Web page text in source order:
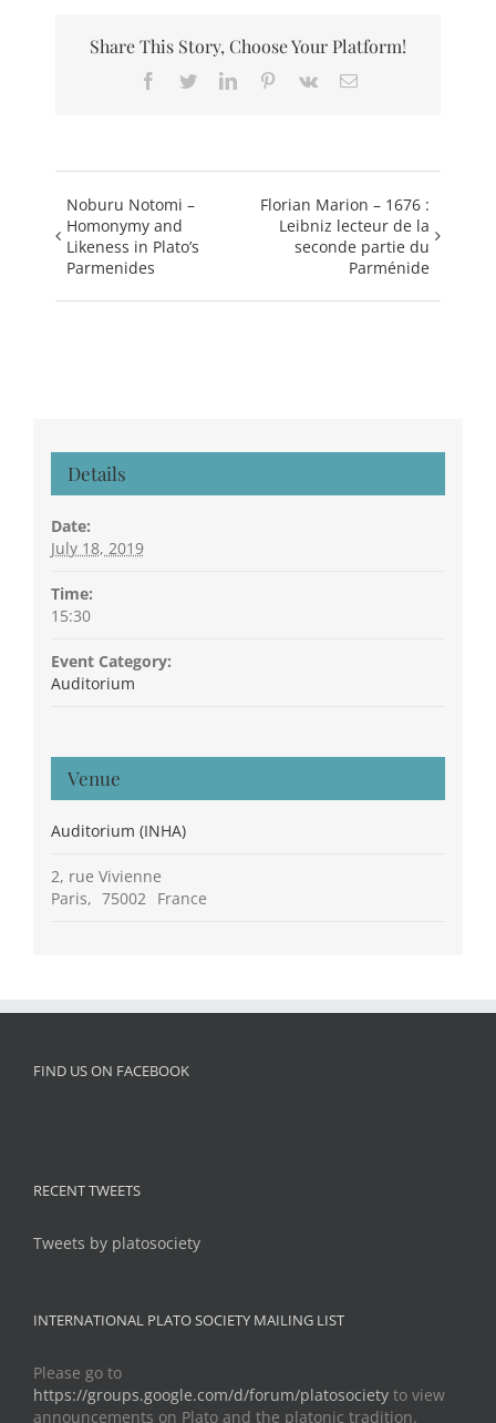
Share This Story, Choose Your Platform!
Facebook
TwitterLinkedInPinterest
Vk Email
Noburu Notomi –
Homonymy and
Likeness in Plato’s
Parmenides
Florian Marion – 1676 :
Leibniz lecteur de la
seconde partie du
Parménide
Details
Date:
July 18, 2019
Time:
15:30
Event Category:
Auditorium
Venue
Auditorium (INHA)
2, rue Vivienne
Paris, 75002 France
FIND US ON FACEBOOK
RECENT TWEETS
Tweets by platosociety
INTERNATIONAL PLATO SOCIETY MAILING LIST
Please go to
https://groups.google.com/d/forum/platosociety to view
announcements on Plato and the platonic tradition.